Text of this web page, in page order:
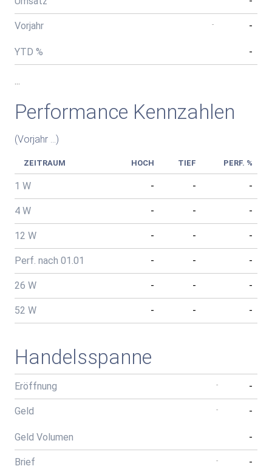
Vorjahr - -
YTD % -
...
Performance Kennzahlen
(Vorjahr ...)
ZEITRAUM HOCH TIEF PERF. %
1 W - - -
4 W - - -
12 W - - -
Perf. nach 01.01 - - -
26 W - - -
52 W - - -
Handelsspanne
Eröffnung - -
Geld - -
Geld Volumen -
Brief - -